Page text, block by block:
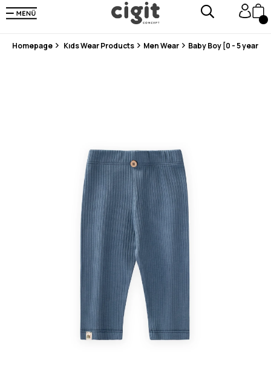
En Uygun Fiyat Garantisi !
300₺ ve Üzeri Alışverişlerde Kargo Ücretsiz !
Homepage Kıds Wear Products Men Wear Baby Boy [0 - 5 years]